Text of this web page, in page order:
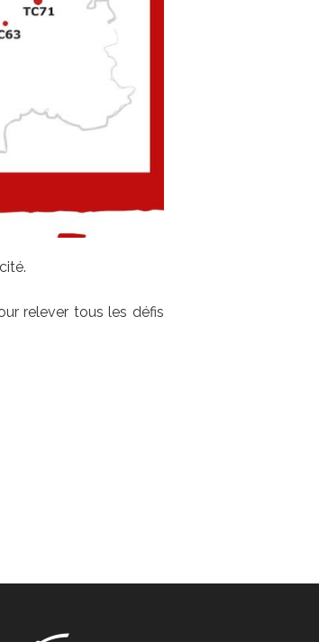
relever tous les défis